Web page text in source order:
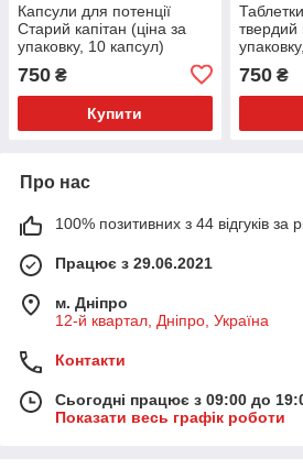
Капсули для потенції
Старий капітан (ціна за
упаковку, 10 капсул)
750 ₴
Купити
твердий
750₴
Про нас
100% позитивних з 44 відгуків за
Працює з 29.06.2021
м. Дніпро
12-й квартал, Дніпро, Україна
Контакти
Сьогодні працює з 09:00 до
Показати весь графік роботи